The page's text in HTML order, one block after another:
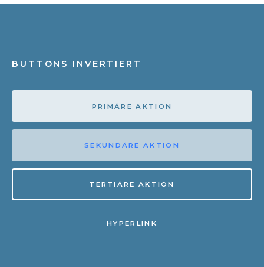
BUTTONS INVERTIERT
PRIMÄRE AKTION
SEKUNDÄRE AKTION
TERTIÄRE AKTION
HYPERLINK